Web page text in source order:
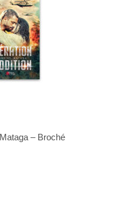
– Broché